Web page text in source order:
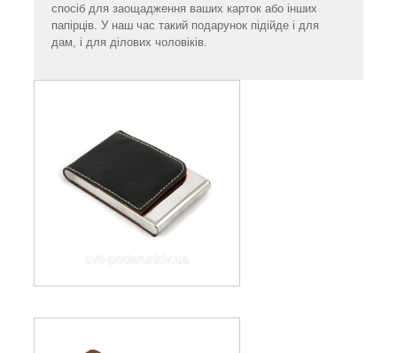
спосіб для заощадження ваших карток або інших
папірців. У наш час такий подарунок підійде і для
дам, і для ділових чоловіків.